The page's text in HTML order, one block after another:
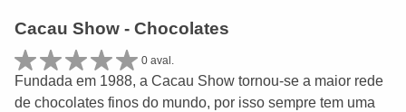
Cacau Show - Chocolates
0 aval.
Fundada em 1988, a Cacau Show tornou-se a maior rede
de chocolates finos do mundo, por isso sempre tem uma